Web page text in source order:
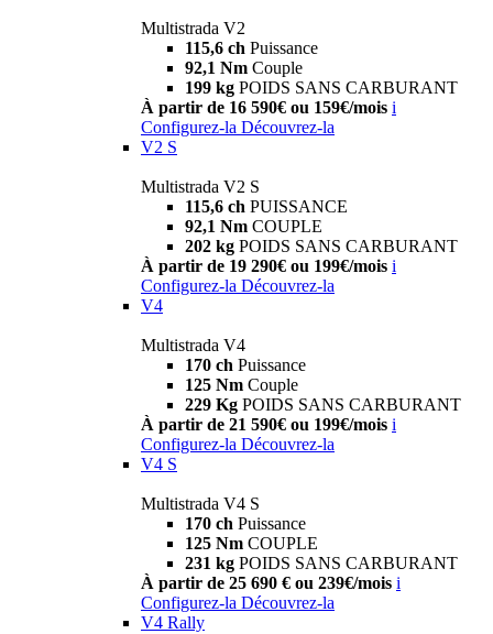
Multistrada V2
115,6 ch Puissance
92,1 Nm Couple
199 kg POIDS SANS CARBURANT
À partir de 16 590€ ou 159€/mois i
Configurez-la Découvrez-la
V2 S
Multistrada V2 S
115,6 ch PUISSANCE
92,1 Nm COUPLE
202 kg POIDS SANS CARBURANT
À partir de 19 290€ ou 199€/mois i
Configurez-la Découvrez-la
V4
Multistrada V4
170 ch Puissance
125 Nm Couple
229 Kg POIDS SANS CARBURANT
À partir de 21 590€ ou 199€/mois i
Configurez-la Découvrez-la
V4 S
Multistrada V4 S
170 ch Puissance
125 Nm COUPLE
231 kg POIDS SANS CARBURANT
À partir de 25 690 € ou 239€/mois i
Configurez-la Découvrez-la
V4 Rally